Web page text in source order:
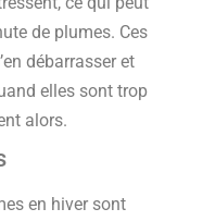
de plumes. Ces
débarrasser et
elles sont trop
alors.
en hiver sont